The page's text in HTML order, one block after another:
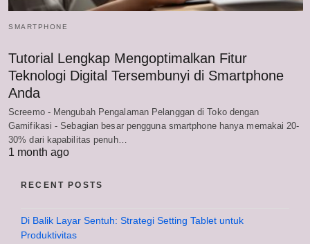
SMARTPHONE
Tutorial Lengkap Mengoptimalkan Fitur
Teknologi Digital Tersembunyi di Smartphone
Anda
Screemo - Mengubah Pengalaman Pelanggan di Toko dengan
Gamifikasi - Sebagian besar pengguna smartphone hanya memakai 20-
30% dari kapabilitas penuh…
1 month ago
RECENT POSTS
Di Balik Layar Sentuh: Strategi Setting Tablet untuk
Produktivitas